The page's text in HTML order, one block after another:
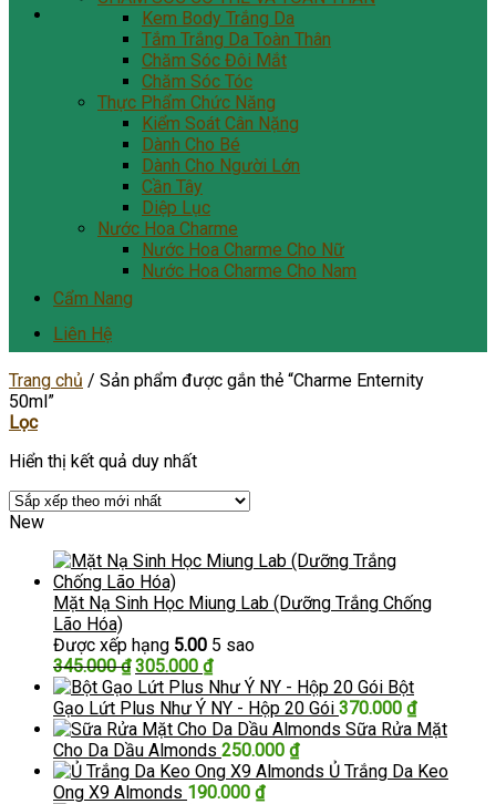
Kem Body Trắng Da
Tắm Trắng Da Toàn Thân
Chăm Sóc Đôi Mắt
Chăm Sóc Tóc
Thực Phẩm Chức Năng
Kiểm Soát Cân Nặng
Dành Cho Bé
Dành Cho Người Lớn
Cần Tây
Diệp Lục
Nước Hoa Charme
Nước Hoa Charme Cho Nữ
Nước Hoa Charme Cho Nam
Cẩm Nang
Liên Hệ
Trang chủ / Sản phẩm được gắn thẻ “Charme Enternity
50ml”
Lọc
Hiển thị kết quả duy nhất
New
Mặt Nạ Sinh Học Miung Lab (Dưỡng Trắng Chống
Lão Hóa)
Được xếp hạng 5.00 5 sao
345.000₫ Giá
gốc
là:
345.000 ₫.
305.000 ₫Giá
hiện
tại
là:
305.000 ₫.
Bột
Gạo Lứt Plus Như Ý NY - Hộp 20 Gói 370.000 ₫
Sữa Rửa Mặt
Cho Da Dầu Almonds 250.000 ₫
Ủ Trắng Da Keo
Ong X9 Almonds 190.000 ₫